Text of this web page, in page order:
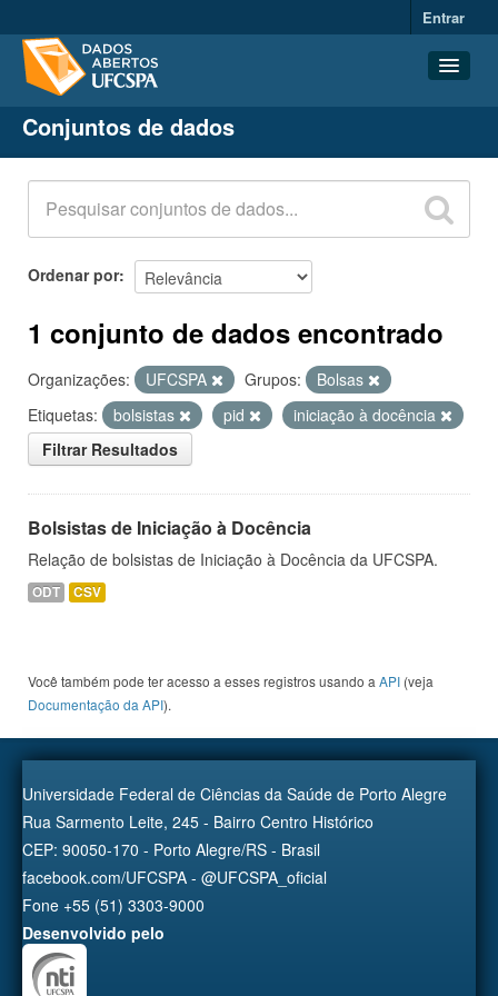
Entrar
Conjuntos de dados
Organizações
Grupos
Sobre
Conjuntos de dados
Ordenar por
1 conjunto de dados encontrado
Organizações: UFCSPA Grupos:
Bolsas
Etiquetas:
bolsistas pid
iniciação à docência
Filtrar Resultados
Bolsistas de Iniciação à Docência
Relação de bolsistas de Iniciação à Docência da UFCSPA.
ODT CSV
Você também pode ter acesso a esses registros usando a API (veja
Documentação da API).
Universidade Federal de Ciências da Saúde de Porto Alegre
Rua Sarmento Leite, 245 - Bairro Centro Histórico
CEP: 90050-170 - Porto Alegre/RS - Brasil
facebook.com/UFCSPA - @UFCSPA_oficial
Fone +55 (51) 3303-9000
Desenvolvido pelo